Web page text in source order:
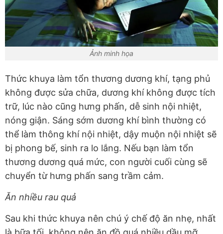
Ảnh minh họa
Thức khuya làm tổn thương dương khí, tạng phủ
không được sửa chữa, dương khí không được tích
trữ, lúc nào cũng hưng phấn, dễ sinh nội nhiệt,
nóng giận. Sáng sớm dương khí bình thường có
thể làm thông khí nội nhiệt, dậy muộn nội nhiệt sẽ
bị phong bế, sinh ra lo lắng. Nếu bạn làm tổn
thương dương quá mức, con người cuối cùng sẽ
chuyển từ hưng phấn sang trầm cảm.
Ăn nhiều rau quả
Sau khi thức khuya nên chú ý chế độ ăn nhẹ, nhất